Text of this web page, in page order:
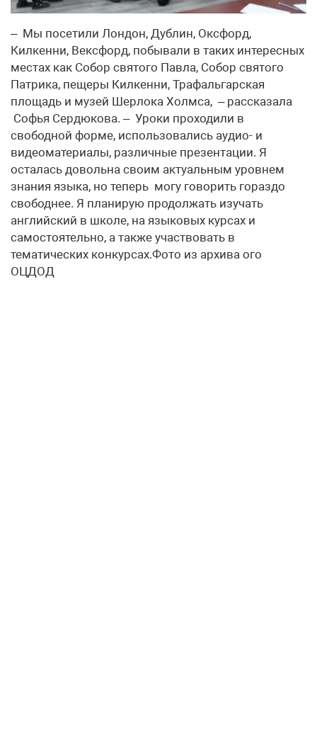
– Мы посетили Лондон, Дублин, Оксфорд,
Килкенни, Вексфорд, побывали в таких интересных
местах как Собор святого Павла, Собор святого
Патрика, пещеры Килкенни, Трафальгарская
площадь и музей Шерлока Холмса, – рассказала
Софья Сердюкова. – Уроки проходили в
свободной форме, использовались аудио- и
видеоматериалы, различные презентации. Я
осталась довольна своим актуальным уровнем
знания языка, но теперь могу говорить гораздо
свободнее. Я планирую продолжать изучать
английский в школе, на языковых курсах и
самостоятельно, а также участвовать в
тематических конкурсах.Фото из архива ого
ОЦДОД